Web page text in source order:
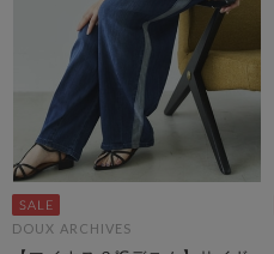
DOUX ARCHIVES